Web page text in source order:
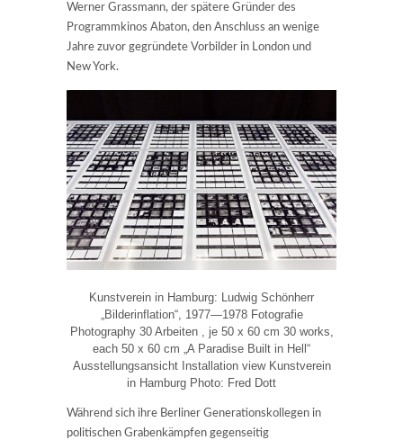
Werner Grassmann, der spätere Gründer des
Programmkinos Abaton, den Anschluss an wenige
Jahre zuvor gegründete Vorbilder in London und
New York.
Kunstverein in Hamburg: Ludwig Schönherr
„Bilderinflation“, 1977—1978 Fotografie
Photography 30 Arbeiten , je 50 x 60 cm 30 works,
each 50 x 60 cm „A Paradise Built in Hell“
Ausstellungsansicht Installation view Kunstverein
in Hamburg Photo: Fred Dott
Während sich ihre Berliner Generationskollegen in
politischen Grabenkämpfen gegenseitig